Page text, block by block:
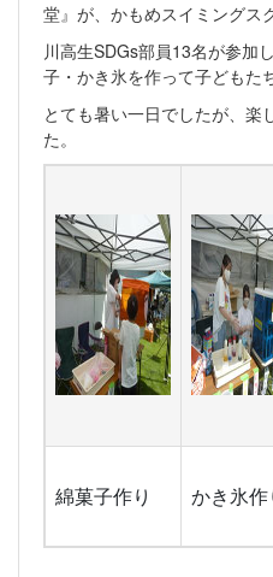
堂』が、かもめスイミングス
川高生SDGs部員13名が参加
子・かき氷を作って子どもた
とても暑い一日でしたが、楽
た。
綿菓子作り かき氷作